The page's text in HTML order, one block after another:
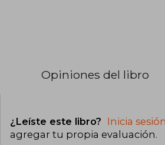
Opiniones del libro
¿Leíste este libro? Inicia sesión
agregar tu propia evaluación.